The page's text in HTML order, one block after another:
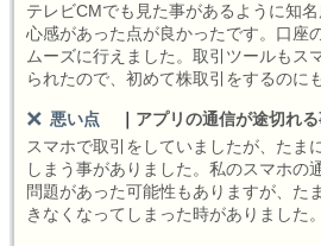
テレビCMでも見た事があるように知
心感があった点が良かったです。口座
ムーズに行えました。取引ツールもス
られたので、初めて株取引をするのに
悪い点
アプリの通信が途切れ
スマホで取引をしていましたが、たま
しまう事がありました。私のスマホの
問題があった可能性もありますが、た
きなくなってしまった時がありました。